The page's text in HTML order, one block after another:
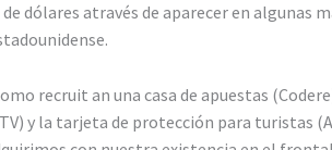
dólares através de aparecer en algunas
recruit an una casa de apuestas
y la tarjeta de protección para turistas